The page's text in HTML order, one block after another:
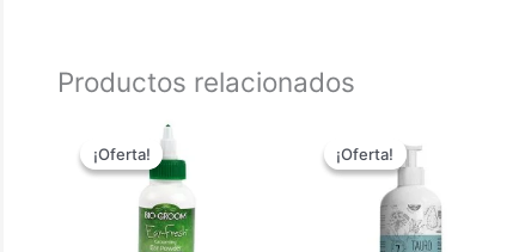
Productos relacionados
¡Oferta!
¡Oferta!
precio
original
era:
14,95 €.
actual
es:
12,26 €.
¡Oferta!
¡Oferta!
precio
original
19,95 €.
precio
actual
16,36 €.